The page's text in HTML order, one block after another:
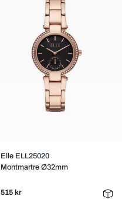
Elle ELL25020
Montmartre Ø32mm
515 kr